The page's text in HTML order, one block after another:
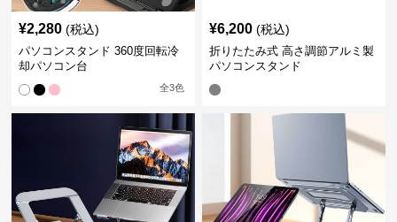
¥2,280 (税込)
パソコンスタンド 360度回転冷
却パソコン台
全3色
¥6,200 (税込)
折りたたみ式 高さ調節アルミ製
パソコンスタンド